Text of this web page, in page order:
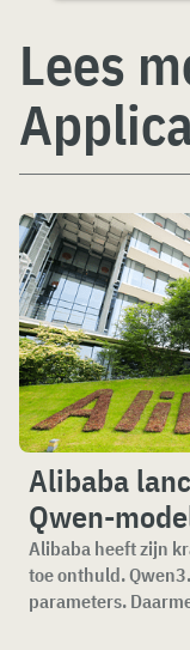
Lees
Alibaba
Qwen-
Alibaba heeft zijn
toe onthuld.
parameters.